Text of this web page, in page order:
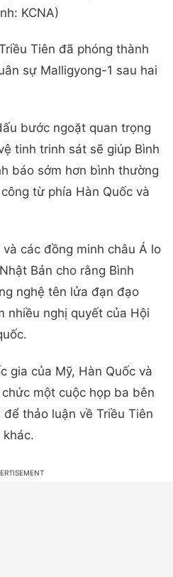
KCNA)
Tiên đã phóng thành
sự Malligyong-1 sau hai
bước ngoặt quan trọng
tinh trinh sát sẽ giúp Bình
báo sớm hơn bình thường
từ phía Hàn Quốc và
các đồng minh châu Á lo
Bản cho rằng Bình
nghệ tên lửa đạn đạo
nhiều nghị quyết của Hội
gia của Mỹ, Hàn Quốc và
một cuộc họp ba bên
thảo luận về Triều Tiên